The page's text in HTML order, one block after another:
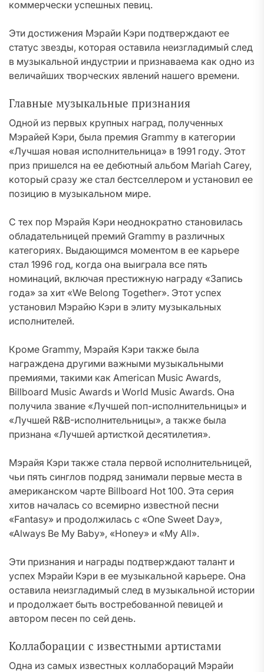
коммерчески успешных певиц.
Эти достижения Мэрайи Кэри подтверждают ее
статус звезды, которая оставила неизгладимый след
в музыкальной индустрии и признаваема как одно из
величайших творческих явлений нашего времени.
Главные музыкальные признания
Одной из первых крупных наград, полученных
Мэрайей Кэри, была премия Grammy в категории
«Лучшая новая исполнительница» в 1991 году. Этот
приз пришелся на ее дебютный альбом Mariah Carey,
который сразу же стал бестселлером и установил ее
позицию в музыкальном мире.
С тех пор Мэрайя Кэри неоднократно становилась
обладательницей премий Grammy в различных
категориях. Выдающимся моментом в ее карьере
стал 1996 год, когда она выиграла все пять
номинаций, включая престижную награду «Запись
года» за хит «We Belong Together». Этот успех
установил Мэрайю Кэри в элиту музыкальных
исполнителей.
Кроме Grammy, Мэрайя Кэри также была
награждена другими важными музыкальными
премиями, такими как American Music Awards,
Billboard Music Awards и World Music Awards. Она
получила звание «Лучшей поп-исполнительницы» и
«Лучшей R&B-исполнительницы», а также была
признана «Лучшей артисткой десятилетия».
Мэрайя Кэри также стала первой исполнительницей,
чьи пять синглов подряд занимали первые места в
американском чарте Billboard Hot 100. Эта серия
хитов началась со всемирно известной песни
«Fantasy» и продолжилась с «One Sweet Day»,
«Always Be My Baby», «Honey» и «My All».
Эти признания и награды подтверждают талант и
успех Мэрайи Кэри в ее музыкальной карьере. Она
оставила неизгладимый след в музыкальной истории
и продолжает быть востребованной певицей и
автором песен по сей день.
Коллаборации с известными артистами
Одна из самых известных коллабораций Мэрайи